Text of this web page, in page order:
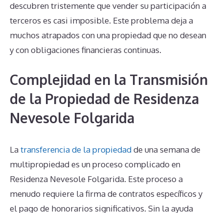
descubren tristemente que vender su participación a
terceros es casi imposible. Este problema deja a
muchos atrapados con una propiedad que no desean
y con obligaciones financieras continuas.
Complejidad en la Transmisión
de la Propiedad de Residenza
Nevesole Folgarida
Latransferencia de la propiedadde una semana de
multipropiedad es un proceso complicado en
Residenza Nevesole Folgarida. Este proceso a
menudo requiere la firma de contratos específicos y
el pago de honorarios significativos. Sin la ayuda